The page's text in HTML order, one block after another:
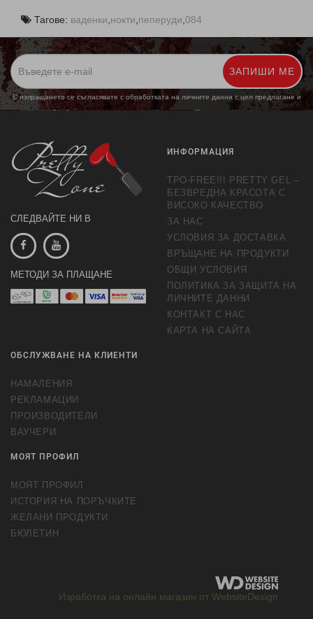
Тагове: ваденки нокти пеперуди 084
ЗАПИШИ МЕ
С изпращането се съгласявате с обработката на личните данни с цел предлагане и
обработка на маркетингови предложения. Повече информация
СЛЕДВАЙТЕ НИ В
МЕТОДИ ЗА ПЛАЩАНЕ
ИНФОРМАЦИЯ
TPO-FREE!!! PRETTY GEL –
БЕЗВРЕДНА КРАСОТА С
ВИСОКО КАЧЕСТВО
ЗА НАС
УСЛОВИЯ ЗА ДОСТАВКА
ВРЪЩАНЕ НА ПРОДУКТИ
ОБЩИ УСЛОВИЯ
ПОЛИТИКА ЗА ЗАЩИТА НА
ЛИЧНИТЕ ДАННИ
КОНТАКТ С НАС
КАРТА НА САЙТА
ОБСЛУЖВАНЕ НА КЛИЕНТИ
НАМАЛЕНИЯ
РЕКЛАМАЦИИ
ПРОИЗВОДИТЕЛИ
ВАУЧЕРИ
МОЯТ ПРОФИЛ
МОЯТ ПРОФИЛ
ИСТОРИЯ НА ПОРЪЧКИТЕ
ЖЕЛАНИ ПРОДУКТИ
БЮЛЕТИН
Изработка на онлайн магазин от WebsiteDesign